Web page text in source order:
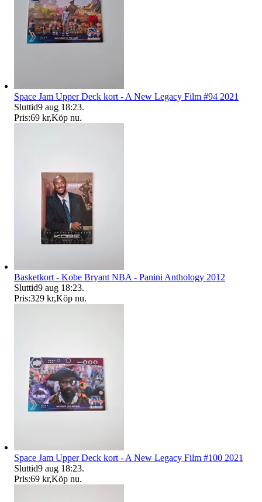
Space Jam Upper Deck kort - A New Legacy Film #94 2021
Sluttid9 aug 18:23.
Pris:69 kr,Köp nu.
Basketkort - Kobe Bryant NBA - Panini Anthology 2012
Sluttid9 aug 18:23.
Pris:329 kr,Köp nu.
Space Jam Upper Deck kort - A New Legacy Film #100 2021
Sluttid9 aug 18:23.
Pris:69 kr,Köp nu.